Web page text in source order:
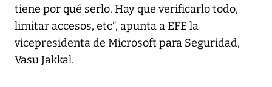
tiene por qué serlo. Hay que verificarlo todo,
limitar accesos, etc”, apunta a EFE la
vicepresidenta de Microsoft para Seguridad,
Vasu Jakkal.